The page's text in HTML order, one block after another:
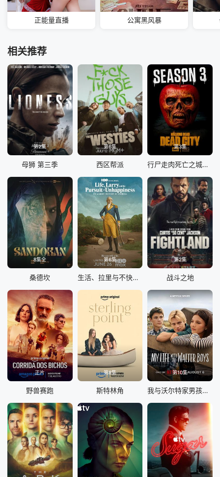
正能量直播 公寓黑风暴
相关推荐
第2集
母狮 第三季
第6集
西区帮派
第3集
行尸走肉死亡之城第三季
8集全
桑德坎
第6集
生活、拉里与不快乐的追求：一部美国史
第2集
战斗之地
正片
野兽赛跑
第8集
斯特林角
第10集
我与沃尔特家男孩的生活 第三季